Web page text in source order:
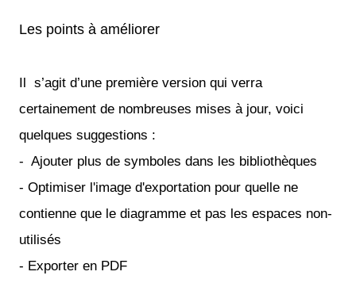
Les points à améliorer
Il s’agit d’une première version qui verra
certainement de nombreuses mises à jour, voici
quelques suggestions :
- Ajouter plus de symboles dans les bibliothèques
- Optimiser l'image d'exportation pour quelle ne
contienne que le diagramme et pas les espaces non-
utilisés
- Exporter en PDF